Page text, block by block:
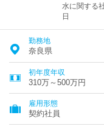
水に関する
日
勤務地
奈良県
初年度年収
310万～500万円
雇用形態
契約社員